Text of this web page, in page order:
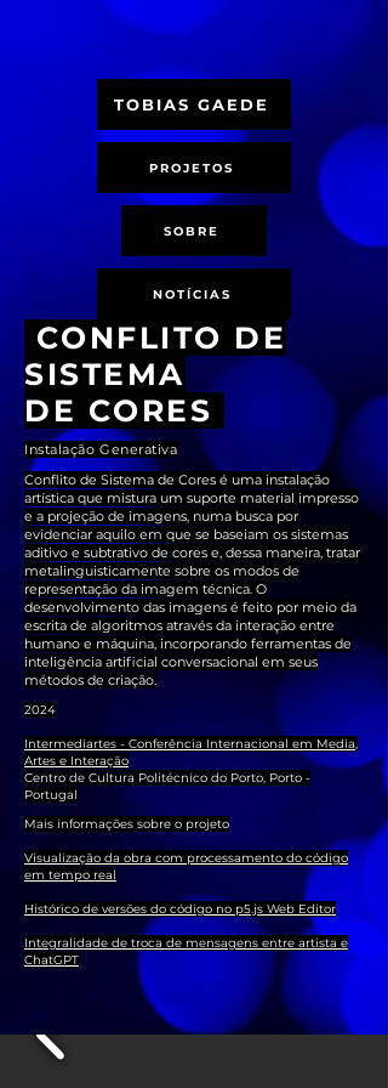
TOBIAS GAEDE
PROJETOS
SOBRE
NOTÍCIAS
CONFLITO DE
SISTEMA
DE CORES
Instalação Generativa
Conflito de Sistema de Cores é uma instalação
artística que mistura um suporte material impresso
e a projeção de imagens, numa busca por
evidenciar aquilo em que se baseiam os sistemas
aditivo e subtrativo de cores e, dessa maneira, tratar
metalinguisticamente sobre os modos de
representação da imagem técnica. O
desenvolvimento das imagens é feito por meio da
escrita de algoritmos através da interação entre
humano e máquina, incorporando ferramentas de
inteligência artificial conversacional em seus
métodos de criação.
2024
Intermediartes - Conferência Internacional em Media,
Artes e Interação
Centro de Cultura Politécnico do Porto, Porto -
Portugal
Mais informações sobre o projeto
Visualização da obra com processamento do código
em tempo real
Histórico de versões do código no p5.js Web Editor
Integralidade de troca de mensagens entre artista e
ChatGPT